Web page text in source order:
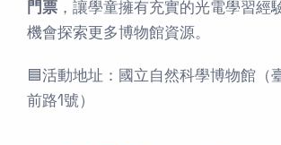
門票 ，讓學童擁有充實的光電學習經
機會探索更多博物館資源。
🟦活動地址：國立自然科學博物館（
前路1號）